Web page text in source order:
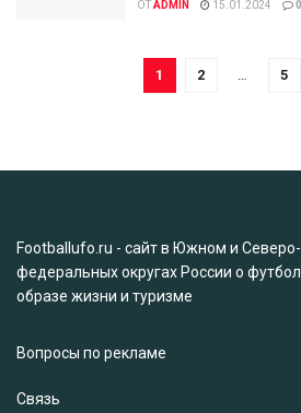
ОТADMIN 15.01.2024 0
1 2 … 5
Footballufo.ru - сайт в Южном и
федеральных округах России о
образе жизни и туризме
Вопросы по рекламе
Связь